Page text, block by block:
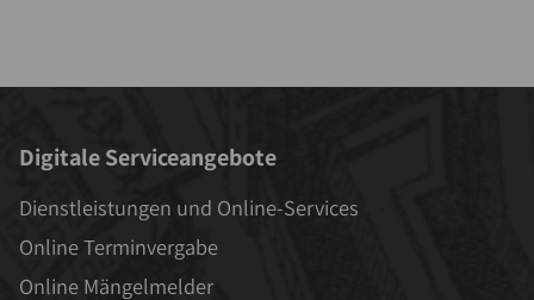
Digitale Serviceangebote
Dienstleistungen und Online-Services
Online Terminvergabe
Online Mängelmelder